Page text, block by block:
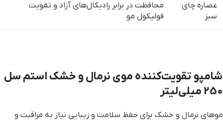
عصاره چای
سبز
محافظت در برابر رادیکال‌های آزاد و تقویت
فولیکول مو
شامپو تقویت‌کننده موی نرمال و خشک استم سل
250 میلی‌لیتر
موهای نرمال و خشک برای حفظ سلامت و زیبایی نیاز به مراقبت و